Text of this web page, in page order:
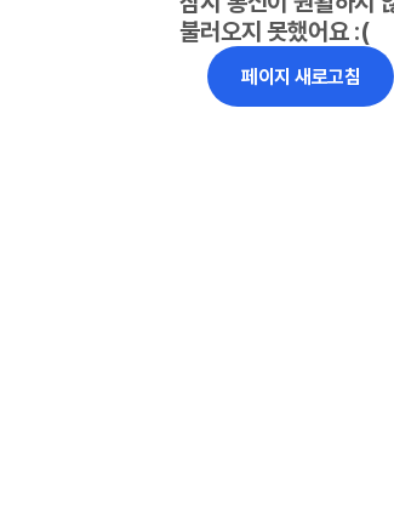
불러오지 못했어요 :(
페이지 새로고침